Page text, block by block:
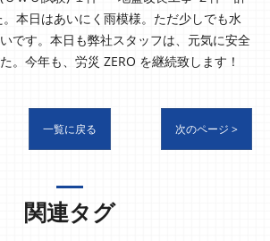
本日はあいにく雨模様。ただ少しでも水
です。本日も弊社スタッフは、元気に安全
。今年も、労災 ZERO を継続致します！
一覧に戻る 次のページ >
関連タグ